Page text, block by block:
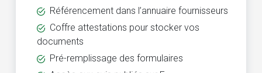
Référencement dans l’annuaire fournisseurs
Coffre attestations pour stocker vos
documents
Pré-remplissage des formulaires